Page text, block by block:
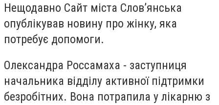
Нещодавно Сайт міста Слов’янська
опублікував новину про жінку, яка
потребує допомоги.
Олександра Россамаха - заступниця
начальника відділу активної підтримки
безробітних. Вона потрапила у лікарню з